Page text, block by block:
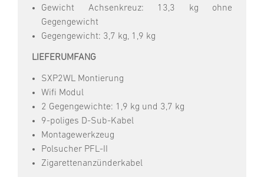
Gewicht Achsenkreuz: 13,3 kg ohne
Gegengewicht
Gegengewicht: 3,7 kg, 1,9 kg
LIEFERUMFANG
SXP2WL Montierung
Wifi Modul
2 Gegengewichte: 1,9 kg und 3,7 kg
9-poliges D-Sub-Kabel
Montagewerkzeug
Polsucher PFL-II
Zigarettenanzünderkabel